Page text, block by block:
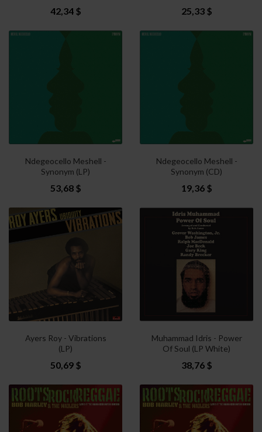
42,34 $ 25,33 $
Ndegeocello Meshell -
Synonym (LP)
53,68 $
Ndegeocello Meshell -
Synonym (CD)
19,36 $
Ayers Roy - Vibrations
(LP)
50,69 $
Muhammad Idris - Power
Of Soul (LP White)
38,76 $